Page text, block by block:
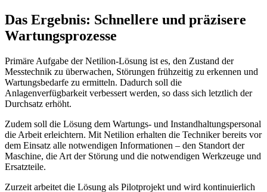
Das Ergebnis: Schnellere und präzisere
Wartungsprozesse
Primäre Aufgabe der Netilion-Lösung ist es, den Zustand der
Messtechnik zu überwachen, Störungen frühzeitig zu erkennen und
Wartungsbedarfe zu ermitteln. Dadurch soll die
Anlagenverfügbarkeit verbessert werden, so dass sich letztlich der
Durchsatz erhöht.
Zudem soll die Lösung dem Wartungs- und Instandhaltungspersonal
die Arbeit erleichtern. Mit Netilion erhalten die Techniker bereits vor
dem Einsatz alle notwendigen Informationen – den Standort der
Maschine, die Art der Störung und die notwendigen Werkzeuge und
Ersatzteile.
Zurzeit arbeitet die Lösung als Pilotprojekt und wird kontinuierlich